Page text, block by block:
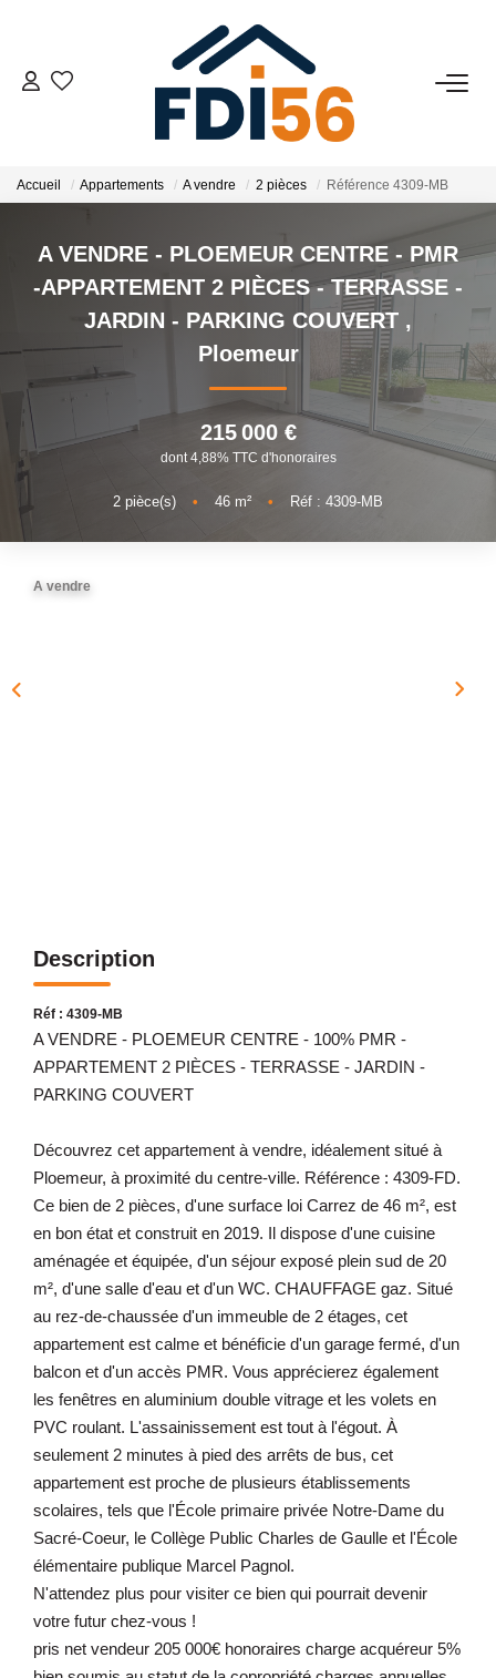
02 97 81 41 39
VENTES
Prestiges
LOCATIONS
ESTIMATION
NOTRE AGENCE
Accueil Appartements A vendre 2 pièces Référence 4309-MB
A VENDRE - PLOEMEUR CENTRE - PMR
-APPARTEMENT 2 PIÈCES - TERRASSE -
JARDIN - PARKING COUVERT ,
Ploemeur
215 000 €
dont 4,88% TTC d'honoraires
2 pièce(s) • 46 m² • Réf : 4309-MB
A vendre
Description
Réf : 4309-MB
A VENDRE - PLOEMEUR CENTRE - 100% PMR -
APPARTEMENT 2 PIÈCES - TERRASSE - JARDIN -
PARKING COUVERT
Découvrez cet appartement à vendre, idéalement situé à
Ploemeur, à proximité du centre-ville. Référence : 4309-FD.
Ce bien de 2 pièces, d'une surface loi Carrez de 46 m², est
en bon état et construit en 2019. Il dispose d'une cuisine
aménagée et équipée, d'un séjour exposé plein sud de 20
m², d'une salle d'eau et d'un WC. CHAUFFAGE gaz. Situé
au rez-de-chaussée d'un immeuble de 2 étages, cet
appartement est calme et bénéficie d'un garage fermé, d'un
balcon et d'un accès PMR. Vous apprécierez également
les fenêtres en aluminium double vitrage et les volets en
PVC roulant. L'assainissement est tout à l'égout. À
seulement 2 minutes à pied des arrêts de bus, cet
appartement est proche de plusieurs établissements
scolaires, tels que l'École primaire privée Notre-Dame du
Sacré-Coeur, le Collège Public Charles de Gaulle et l'École
élémentaire publique Marcel Pagnol.
N'attendez plus pour visiter ce bien qui pourrait devenir
votre futur chez-vous !
pris net vendeur 205 000€ honoraires charge acquéreur 5%